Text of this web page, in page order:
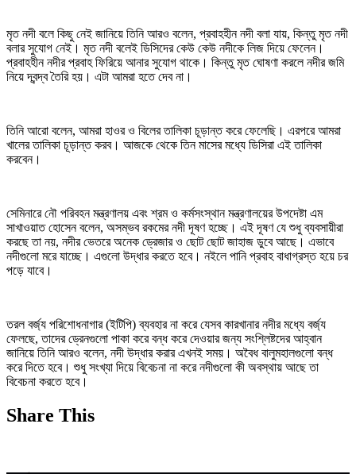
মৃত নদী বলে কিছু নেই জানিয়ে তিনি আরও বলেন, প্রবাহহীন নদী বলা যায়, কিন্তু মৃত নদী
বলার সুযোগ নেই। মৃত নদী বলেই ডিসিদের কেউ কেউ নদীকে লিজ দিয়ে ফেলেন।
প্রবাহহীন নদীর প্রবাহ ফিরিয়ে আনার সুযোগ থাকে। কিন্তু মৃত ঘোষণা করলে নদীর জমি
নিয়ে দ্বন্দ্ব তৈরি হয়। এটা আমরা হতে দেব না।
তিনি আরো বলেন, আমরা হাওর ও বিলের তালিকা চূড়ান্ত করে ফেলেছি। এরপরে আমরা
খালের তালিকা চূড়ান্ত করব। আজকে থেকে তিন মাসের মধ্যে ডিসিরা এই তালিকা
করবেন।
সেমিনারে নৌ পরিবহন মন্ত্রণালয় এবং শ্রম ও কর্মসংস্থান মন্ত্রণালয়ের উপদেষ্টা এম
সাখাওয়াত হোসেন বলেন, অসম্ভব রকমের নদী দূষণ হচ্ছে। এই দূষণ যে শুধু ব্যবসায়ীরা
করছে তা নয়, নদীর ভেতরে অনেক ড্রেজার ও ছোট ছোট জাহাজ ডুবে আছে। এভাবে
নদীগুলো মরে যাচ্ছে। এগুলো উদ্ধার করতে হবে। নইলে পানি প্রবাহ বাধাগ্রস্ত হয়ে চর
পড়ে যাবে।
তরল বর্জ্য পরিশোধনাগার (ইটিপি) ব্যবহার না করে যেসব কারখানার নদীর মধ্যে বর্জ্য
ফেলছে, তাদের ড্রেনগুলো পাকা করে বন্ধ করে দেওয়ার জন্য সংশ্লিষ্টদের আহ্বান
জানিয়ে তিনি আরও বলেন, নদী উদ্ধার করার এখনই সময়। অবৈধ বালুমহালগুলো বন্ধ
করে দিতে হবে। শুধু সংখ্যা দিয়ে বিবেচনা না করে নদীগুলো কী অবস্থায় আছে তা
বিবেচনা করতে হবে।
Share This